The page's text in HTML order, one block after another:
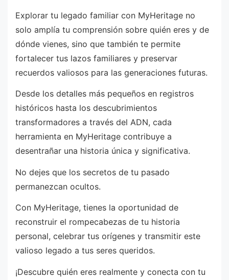
Explorar tu legado familiar con MyHeritage no
solo amplía tu comprensión sobre quién eres y de
dónde vienes, sino que también te permite
fortalecer tus lazos familiares y preservar
recuerdos valiosos para las generaciones futuras.
Desde los detalles más pequeños en registros
históricos hasta los descubrimientos
transformadores a través del ADN, cada
herramienta en MyHeritage contribuye a
desentrañar una historia única y significativa.
No dejes que los secretos de tu pasado
permanezcan ocultos.
Con MyHeritage, tienes la oportunidad de
reconstruir el rompecabezas de tu historia
personal, celebrar tus orígenes y transmitir este
valioso legado a tus seres queridos.
¡Descubre quién eres realmente y conecta con tu